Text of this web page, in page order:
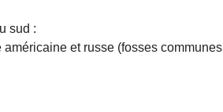
sud :
et russe (fosses communes